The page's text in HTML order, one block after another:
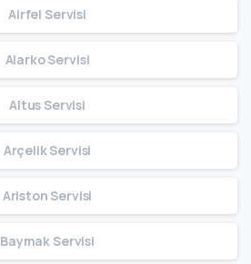
Airfel Servisi
Alarko Servisi
Altus Servisi
Arçelik Servisi
Ariston Servisi
Baymak Servisi